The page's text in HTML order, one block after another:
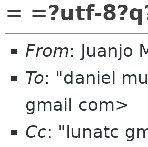
= =?utf-
From: Juanjo
To: "daniel
gmail com>
Cc: "lunatc